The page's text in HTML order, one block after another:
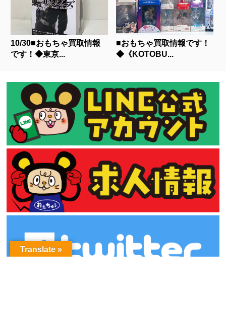
10/30■おもちゃ買取情報
です！◆東京...
■おもちゃ買取情報です！
◆《KOTOBU...
Translate »